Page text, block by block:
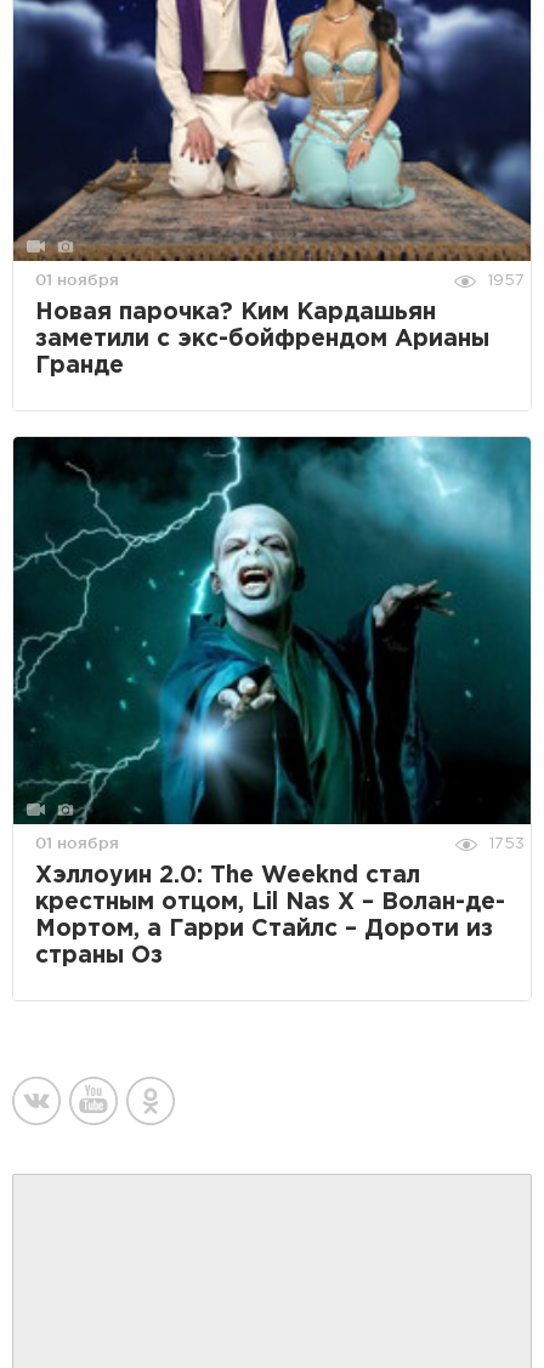
01 ноября 1957
Новая парочка? Ким Кардашьян
заметили с экс-бойфрендом Арианы
Гранде
01 ноября 1753
Хэллоуин 2.0: The Weeknd стал
крестным отцом, Lil Nas X – Волан-де-
Мортом, а Гарри Стайлс – Дороти из
страны Оз